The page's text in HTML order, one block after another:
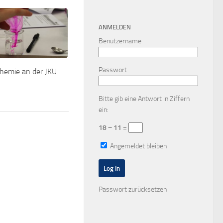
an der JKU
ANMELDEN
Benutzername
Passwort
Bitte gib eine Antwort in Ziffern
ein:
18 − 11 =
Angemeldet bleiben
Passwort zurücksetzen